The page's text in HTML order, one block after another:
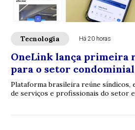
Tecnologia Há 20 horas
OneLink lança primeira
para o setor condominial
Plataforma brasileira reúne síndicos,
de serviços e profissionais do setor